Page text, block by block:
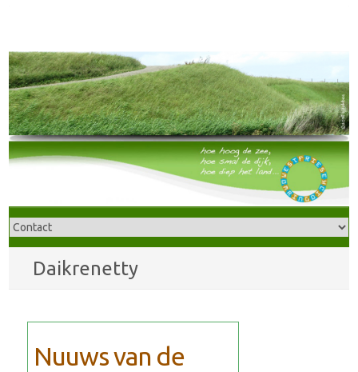
Daikrenetty
Nuuws van de